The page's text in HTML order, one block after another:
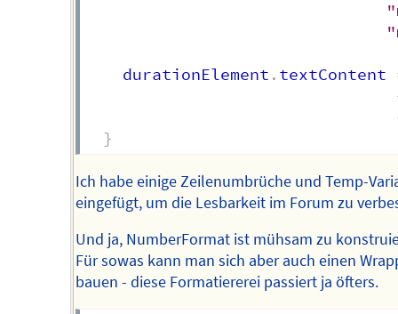
    durationElement
. textContent
}
Ich habe einige Zeilenumbrüche und Temp-
eingefügt, um die Lesbarkeit im Forum zu
Und ja, NumberFormat ist mühsam zu
Für sowas kann man sich aber auch einen
bauen - diese Formatiererei passiert ja öfters.